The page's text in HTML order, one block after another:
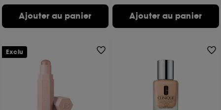
Ajouter au panier Ajouter au panier
Exclu